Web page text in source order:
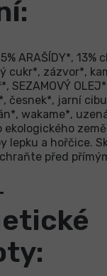
ARAŠÍDY*, 13%
cukr*, zázvor*,
SEZAMOVÝ
česnek*, jarní
wakame*,
ekologického
lepku a hořčice.
před